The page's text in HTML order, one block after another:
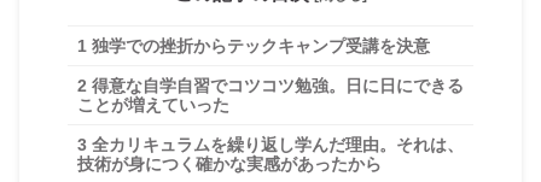
1 独学での挫折からテックキャンプ受講を決意
2 得意な自学自習でコツコツ勉強。日に日にできる
ことが増えていった
3 全カリキュラムを繰り返し学んだ理由。それは、
技術が身につく確かな実感があったから